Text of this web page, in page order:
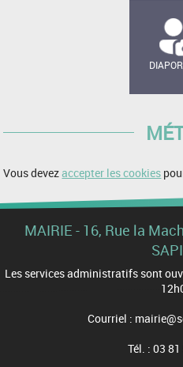
Vous devezaccepter les cookies
MAIRIE - 16, Rue la
Les services administratifs sont
Courriel :
Tél. : 03